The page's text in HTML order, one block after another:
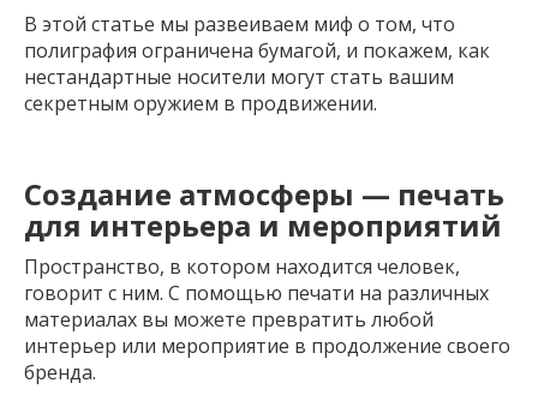
В этой статье мы развеиваем миф о том, что
полиграфия ограничена бумагой, и покажем, как
нестандартные носители могут стать вашим
секретным оружием в продвижении.
Создание атмосферы — печать
для интерьера и мероприятий
Пространство, в котором находится человек,
говорит с ним. С помощью печати на различных
материалах вы можете превратить любой
интерьер или мероприятие в продолжение своего
бренда.